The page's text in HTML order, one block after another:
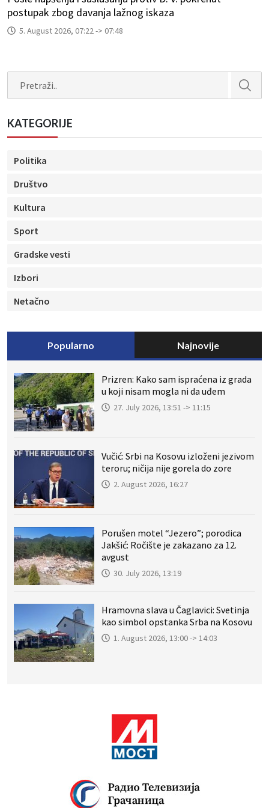
postupak zbog davanja lažnog iskaza
5. August 2026, 07:22 -> 07:48
KATEGORIJE
Politika
Društvo
Kultura
Sport
Gradske vesti
Izbori
Netačno
Popularno Najnovije
Prizren: Kako sam ispraćena iz grada
u koji nisam mogla ni da uđem
27. July 2026, 13:51 -> 11:15
Vučić: Srbi na Kosovu izloženi jezivom
teroru; ničija nije gorela do zore
2. August 2026, 16:27
Porušen motel “Jezero”; porodica
Jakšić: Ročište je zakazano za 12.
avgust
30. July 2026, 13:19
Hramovna slava u Čaglavici: Svetinja
kao simbol opstanka Srba na Kosovu
1. August 2026, 13:00 -> 14:03